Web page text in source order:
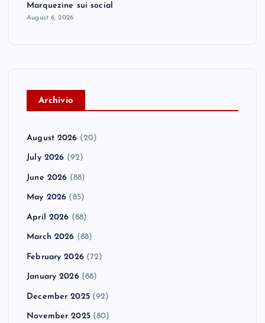
Marquezine sui social
August 6, 2026
Archivio
August 2026 (20)
July 2026 (92)
June 2026 (88)
May 2026 (85)
April 2026 (88)
March 2026 (88)
February 2026(72)
January 2026(88)
December 2025(92)
November 2025(80)